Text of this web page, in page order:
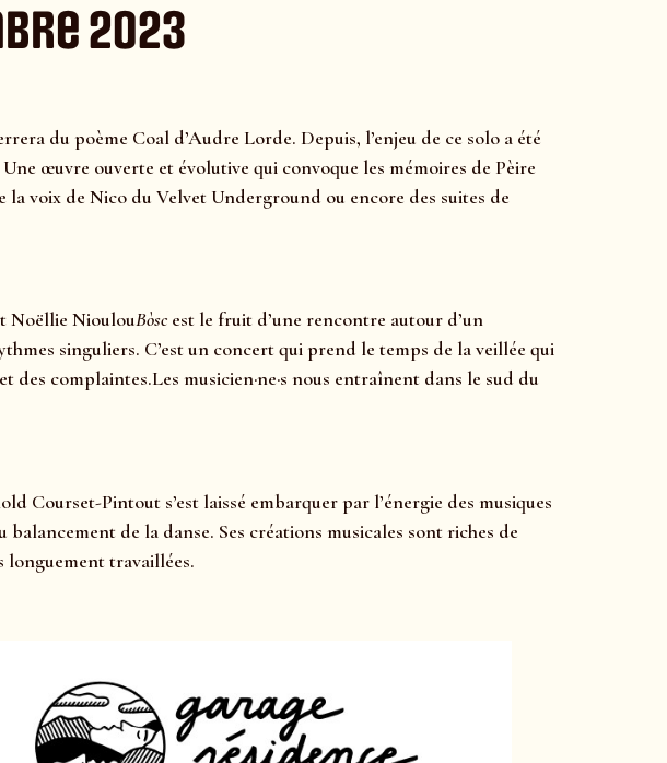
2023
du poème Coal d’Audre Lorde. Depuis, l’enjeu de ce solo a été
œuvre ouverte et évolutive qui convoque les mémoires de Pèire
voix de Nico du Velvet Underground ou encore des suites de
Noëllie NioulouBòsc est le fruit d’une rencontre autour d’un
singuliers. C’est un concert qui prend le temps de la veillée qui
complaintes.Les musicien·ne·s nous entraînent dans le sud du
Pintout s’est laissé embarquer par l’énergie des musiques
de la danse. Ses créations musicales sont riches de
longuement travaillées.